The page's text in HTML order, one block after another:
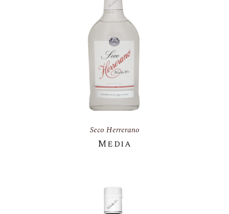
Seco Herrerano
Media